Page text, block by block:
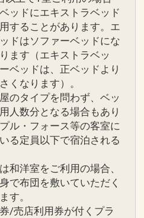
ッドにエキストラベッド
することがあります。エ
ドはソファーベッドにな
ます（エキストラベッ
ベッドは、正ベッドより
くなります）。
のタイプを問わず、ベッ
人数分となる場合もあり
ル・フォース等の客室に
る定員以下で宿泊される
和洋室をご利用の場合、
で布団を敷いていただく
す。
/売店利用券が付くプラ